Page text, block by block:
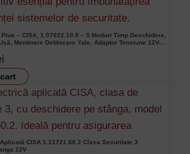
– CISA, 1.07022.10.0 – 5 Moduri Timp Deschidere,
Mentinere Deblocare Yale, Adaptor Tensiune 12V-
CISA 1.11721.60.2 Clasa Securitate 3
12V